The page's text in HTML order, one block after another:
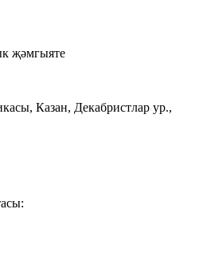
җәмгыяте
Казан, Декабристлар ур.,